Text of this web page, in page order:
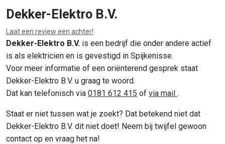
Dekker-Elektro B.V.
Laat een review een achter!
Dekker-Elektro B.V. is een bedrijf die onder andere actief
is als elektricien en is gevestigd in Spijkenisse.
Voor meer informatie of een oriënterend gesprek staat
Dekker-Elektro B.V. u graag te woord.
Dat kan telefonisch via 0181 612 415 of via mail .
Staat er niet tussen wat je zoekt? Dat betekend niet dat
Dekker-Elektro B.V. dit niet doet! Neem bij twijfel gewoon
contact op en vraag het na!